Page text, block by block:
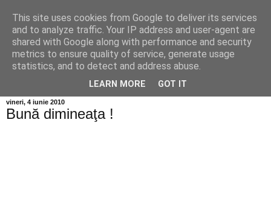
Info MILEANCA
BINE AȚI VENIT! *Jurnal online de informație și opinie;
Duminică 09 August, 2026
vineri, 4 iunie 2010
Bună dimineaţa !
This site uses cookies from Google to deliver its services
and to analyze traffic. Your IP address and user-agent are
shared with Google along with performance and security
metrics to ensure quality of service, generate usage
statistics, and to detect and address abuse.
LEARN MORE GOT IT